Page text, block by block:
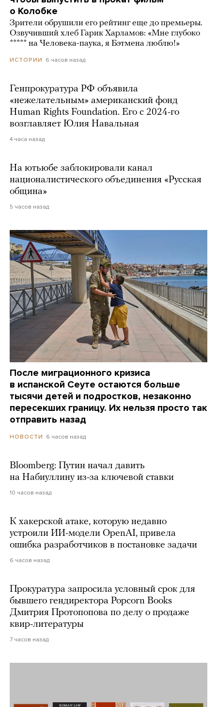
о Колобке
Зрители обрушили его рейтинг еще до премьеры.
Озвучивший хлеб Гарик Харламов: «Мне глубоко
***** на Человека-паука, я Бэтмена люблю!»
ИСТОРИИ 6 часов назад
Генпрокуратура РФ объявила
«нежелательным» американский фонд
Human Rights Foundation. Его с 2024-го
возглавляет Юлия Навальная
4 часа назад
На ютьюбе заблокировали канал
националистического объединения «Русская
община»
5 часов назад
После миграционного кризиса
в испанской Сеуте остаются больше
тысячи детей и подростков, незаконно
пересекших границу. Их нельзя просто так
отправить назад
НОВОСТИ 6 часов назад
Bloomberg: Путин начал давить
на Набиуллину из-за ключевой ставки
10 часов назад
К хакерской атаке, которую недавно
устроили ИИ-модели OpenAI, привела
ошибка разработчиков в постановке задачи
6 часов назад
Прокуратура запросила условный срок для
бывшего гендиректора Popcorn Books
Дмитрия Протопопова по делу о продаже
квир-литературы
7 часов назад